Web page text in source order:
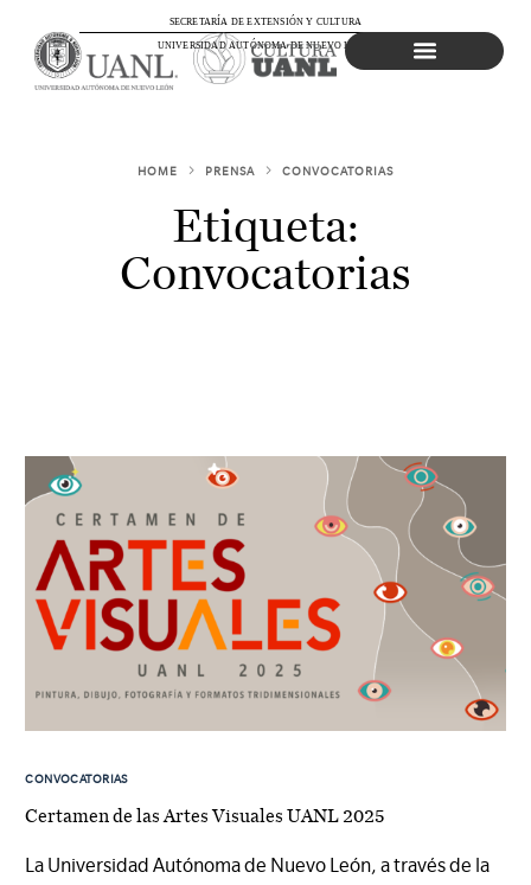
UNIVERSIDAD AUTÓNOMA DE NUEVO LEÓN
SECRETARÍA DE EXTENSIÓN Y CULTURA
HOME PRENSA CONVOCATORIAS
Etiqueta:
Convocatorias
CONVOCATORIAS
Certamen de las Artes Visuales UANL 2025
La Universidad Autónoma de Nuevo León, a través de la